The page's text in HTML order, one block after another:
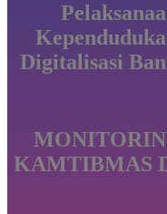
Digitalisasi
KAMTIBMAS